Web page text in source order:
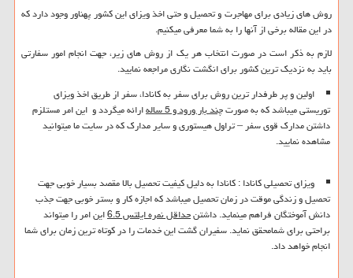
روش های زیادی برای مهاجرت و تحصیل و حتی اخذ ویزای این کشور پهناور وجود دارد که
در این مقاله برخی از آنها را به شما معرفی میکنیم.
لازم به ذکر است در صورت انتخاب هر یک از روش های زیر، جهت انجام امور سفارتی
باید به نزدیک ترین کشور برای انگشت نگاری مراجعه نمایید.
اولین و پر طرفدار ترین روش برای سفر به کانادا، سفر از طریق اخذ ویزای
توریستی میباشد که به صورتچند بار ورود و 5 ساله
ارائه میگردد و این امر مستلزم
داشتن مدارک قوی سفر – تراول هیستوری و سایر مدارک که در سایت ما میتوانید
مشاهده نمایید.
ویزای تحصیلی کانادا : کانادا به دلیل کیفیت تحصیل بالا مقصد بسیار خوبی جهت
تحصیل و زندگی موقت در زمان تحصیل میباشد که اجازه کار و بستر خوبی جهت جذب
دانش آموختگان فراهم مینماید. داشتنحداقل نمره ایلتس 6.5
این امر را میتواند
براحتی برای شمامحقق نماید. سفیران گشت این خدمات را در کوتاه ترین زمان برای شما
انجام خواهد داد.